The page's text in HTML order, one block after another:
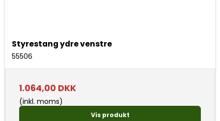
Styrestang ydre venstre
55506
1.064,00 DKK
(inkl. moms)
Vis produkt